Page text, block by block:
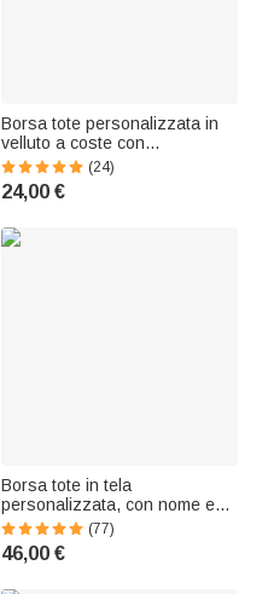
Borsa tote personalizzata in
velluto a coste con
personaggio animato, scritta e
materia - Regalo di fine anno e
compleanno per maestre e
(24)
24,00 €
Borsa tote in tela
personalizzata, con nome e
multitasca porta gomitoli -
Regalo di compleanno per
amanti del lavoro a maglia
(77)
46,00 €